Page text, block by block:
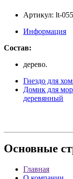
Артикул: lt-
Информация
Состав:
дерево.
Гнездо для
Домик для
деревянный
Основные
Главная